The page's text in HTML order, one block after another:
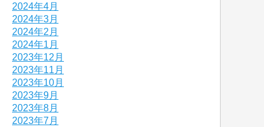
2024年4月
2024年3月
2024年2月
2024年1月
2023年12月
2023年11月
2023年10月
2023年9月
2023年8月
2023年7月